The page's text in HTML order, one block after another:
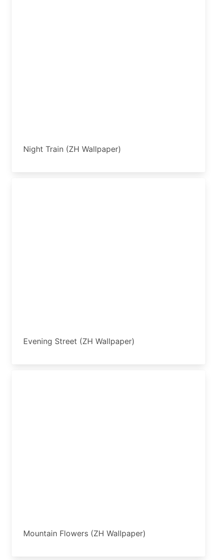
Night Train (ZH Wallpaper)
Evening Street (ZH Wallpaper)
Mountain Flowers (ZH Wallpaper)